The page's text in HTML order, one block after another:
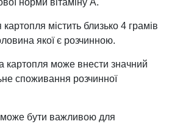
норми вітаміну А.
містить близько 4 грамів
якої є розчинною.
картопля може внести значний
споживання розчинної
може бути важливою для